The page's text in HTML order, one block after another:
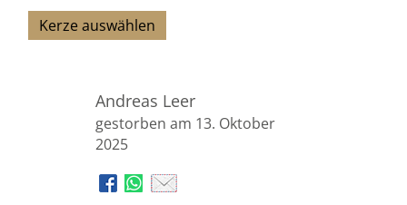
Kerze auswählen
Andreas Leer
gestorben am 13. Oktober
2025